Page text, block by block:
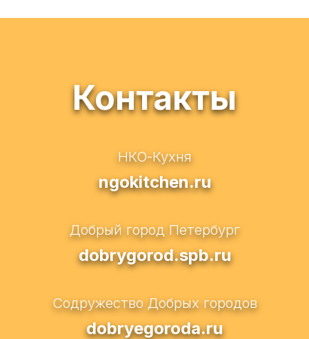
Контакты
НКО-Кухня
ngokitchen.ru
Добрый город Петербург
dobrygorod.spb.ru
Содружество Добрых городов
dobryegoroda.ru